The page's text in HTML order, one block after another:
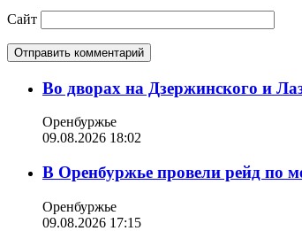
Сайт
Во дворах на Дзержинского и
Оренбуржье
09.08.2026 18:02
В Оренбуржье провели рейд по
Оренбуржье
09.08.2026 17:15